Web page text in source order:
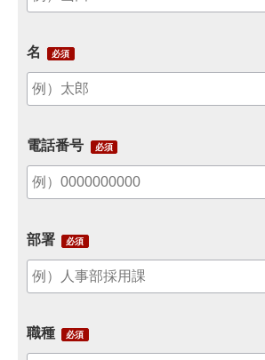
名
電話番号
部署
職種